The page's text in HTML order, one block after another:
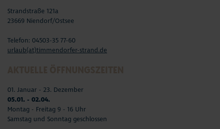
Strandstraße 121a
23669 Niendorf/Ostsee
Telefon: 04503-35 77-60
urlaub(at)timmendorfer-strand.de
01. Januar - 23. Dezember
05.01. - 02.04.
Montag - Freitag 9 - 16 Uhr
Samstag und Sonntag geschlossen